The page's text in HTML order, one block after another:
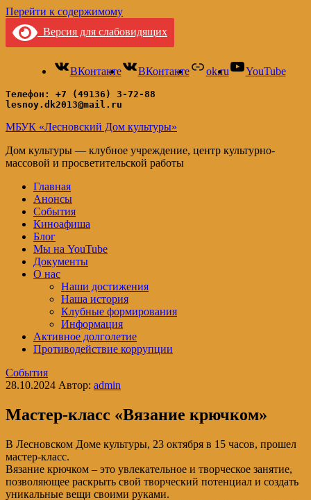
Перейти к содержимому
Версия для слабовидящих
ВКонтакте ВКонтакте ok.ru YouTube
Телефон: +7 (49136) 3-72-88
lesnoy.dk2013@mail.ru
МБУК «Лесновский Дом культуры»
Дом культуры — клубное учреждение, центр культурно-
массовой и просветительской работы
Главная
Анонсы
События
Киноафиша
Блог
Мы на YouTube
Документы
О нас
Наши достижения
Наша история
Клубные формирования
Информация
Активное долголетие
Противодействие коррупции
События
28.10.2024 Автор: admin
Мастер-класс «Вязание крючком»
В Лесновском Доме культуры, 23 октября в 15 часов, прошел
мастер-класс.
Вязание крючком – это увлекательное и творческое занятие,
позволяющее раскрыть свой творческий потенциал и создать
уникальные вещи своими руками.